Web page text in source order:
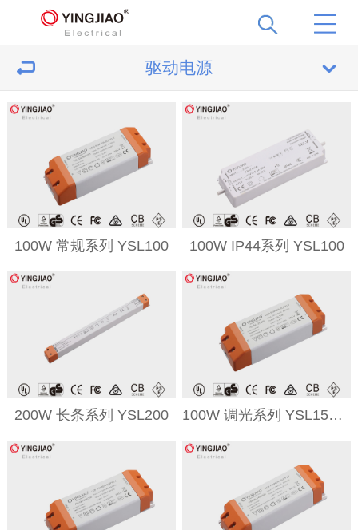
驱动电源
100W 常规系列 YSL100 100W IP44系列 YSL100
200W 长条系列 YSL200 100W 调光系列 YSL150-D